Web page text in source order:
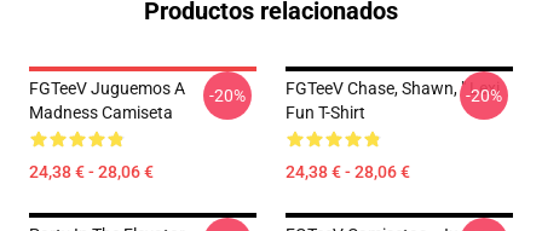
Productos relacionados
FGTeeV Juguemos A
Madness Camiseta
24,38 € - 28,06 €
-20%
FGTeeV Chase, Shawn, " Lexi
Fun T-Shirt
24,38 € - 28,06 €
-20%